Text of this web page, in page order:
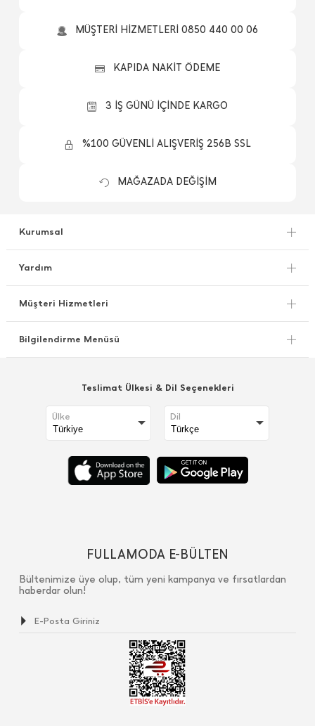
MÜŞTERİ HİZMETLERİ 0850 440 00 06
KAPIDA NAKİT ÖDEME
3 İŞ GÜNÜ İÇİNDE KARGO
%100 GÜVENLİ ALIŞVERİŞ 256B SSL
MAĞAZADA DEĞİŞİM
Kurumsal
Yardım
Müşteri Hizmetleri
Bilgilendirme Menüsü
Teslimat Ülkesi & Dil Seçenekleri
Ülke Dil
FULLAMODA E-BÜLTEN
Bültenimize üye olup, tüm yeni kampanya ve fırsatlardan
haberdar olun!